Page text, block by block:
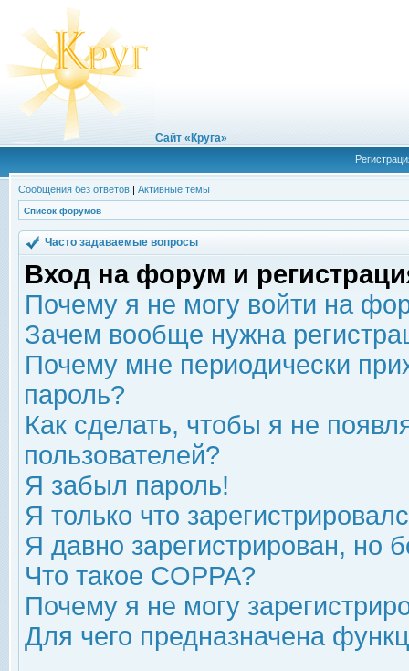
Сайт «Круга»
Сообщения без ответов | Активные темы
Список форумов
Часто задаваемые вопросы
Вход на форум и
Почему я не могу войти на
Зачем вообще нужна
Почему мне периодически
пароль?
Как сделать, чтобы я не
пользователей?
Я забыл пароль!
Я только что
Я давно зарегистрирован, но
Что такое COPPA?
Почему я не могу
Для чего предназначена